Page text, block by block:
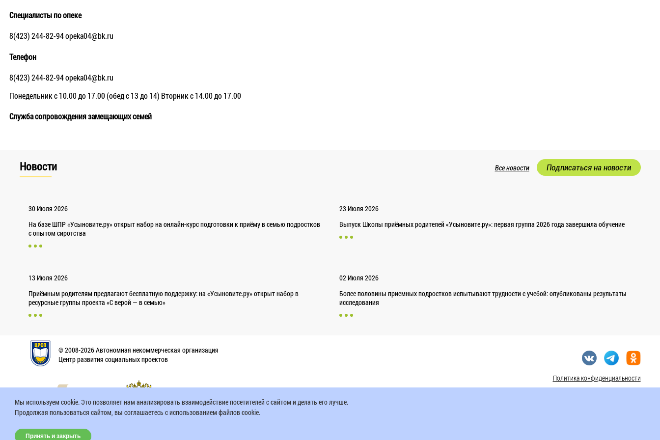
Специалисты по опеке
8(423) 244-82-94 opeka04@bk.ru
Телефон
8(423) 244-82-94 opeka04@bk.ru
Понедельник с 10.00 до 17.00 (обед с 13 до 14) Вторник с 14.00 до 17.00
Служба сопровождения замещающих семей
Новости Все новости Подписаться на новости
30 Июля 2026
На базе ШПР «Усыновите.ру» открыт набор на онлайн-курс подготовки к приёму в семью подростков
с опытом сиротства
23 Июля 2026
Выпуск Школы приёмных родителей «Усыновите.ру»: первая группа 2026 года завершила обучение
13 Июля 2026
Приёмным родителям предлагают бесплатную поддержку: на «Усыновите.ру» открыт набор в
ресурсные группы проекта «С верой — в семью»
02 Июля 2026
Более половины приемных подростков испытывают трудности с учебой: опубликованы результаты
исследования
© 2008-2026 Автономная некоммерческая организация
Центр развития социальных проектов
Политика конфиденциальности
Мы используем cookie. Это позволяет нам анализировать взаимодействие посетителей с сайтом и делать его лучше.
Продолжая пользоваться сайтом, вы соглашаетесь с использованием файлов cookie.
Принять и закрыть